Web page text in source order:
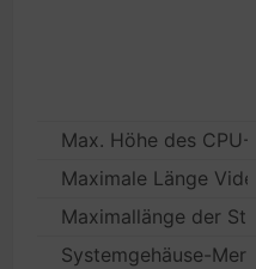
Max. Höhe des CPU-
Maximale Länge
Maximallänge der
Systemgehäuse-